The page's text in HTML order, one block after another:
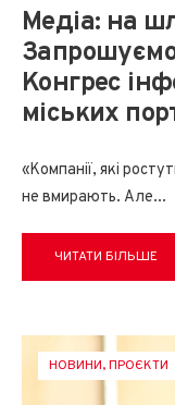
Медіа: на
Конгрес
міських
«Компанії, які
не вмирають. Але...
ЧИТАТИ БІЛЬШЕ
НОВИНИ,ПРОЄКТИ